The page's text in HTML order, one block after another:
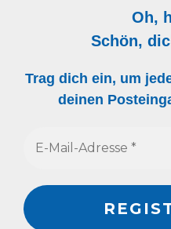
Oh,
Schön,
Trag dich ein, um
deinen